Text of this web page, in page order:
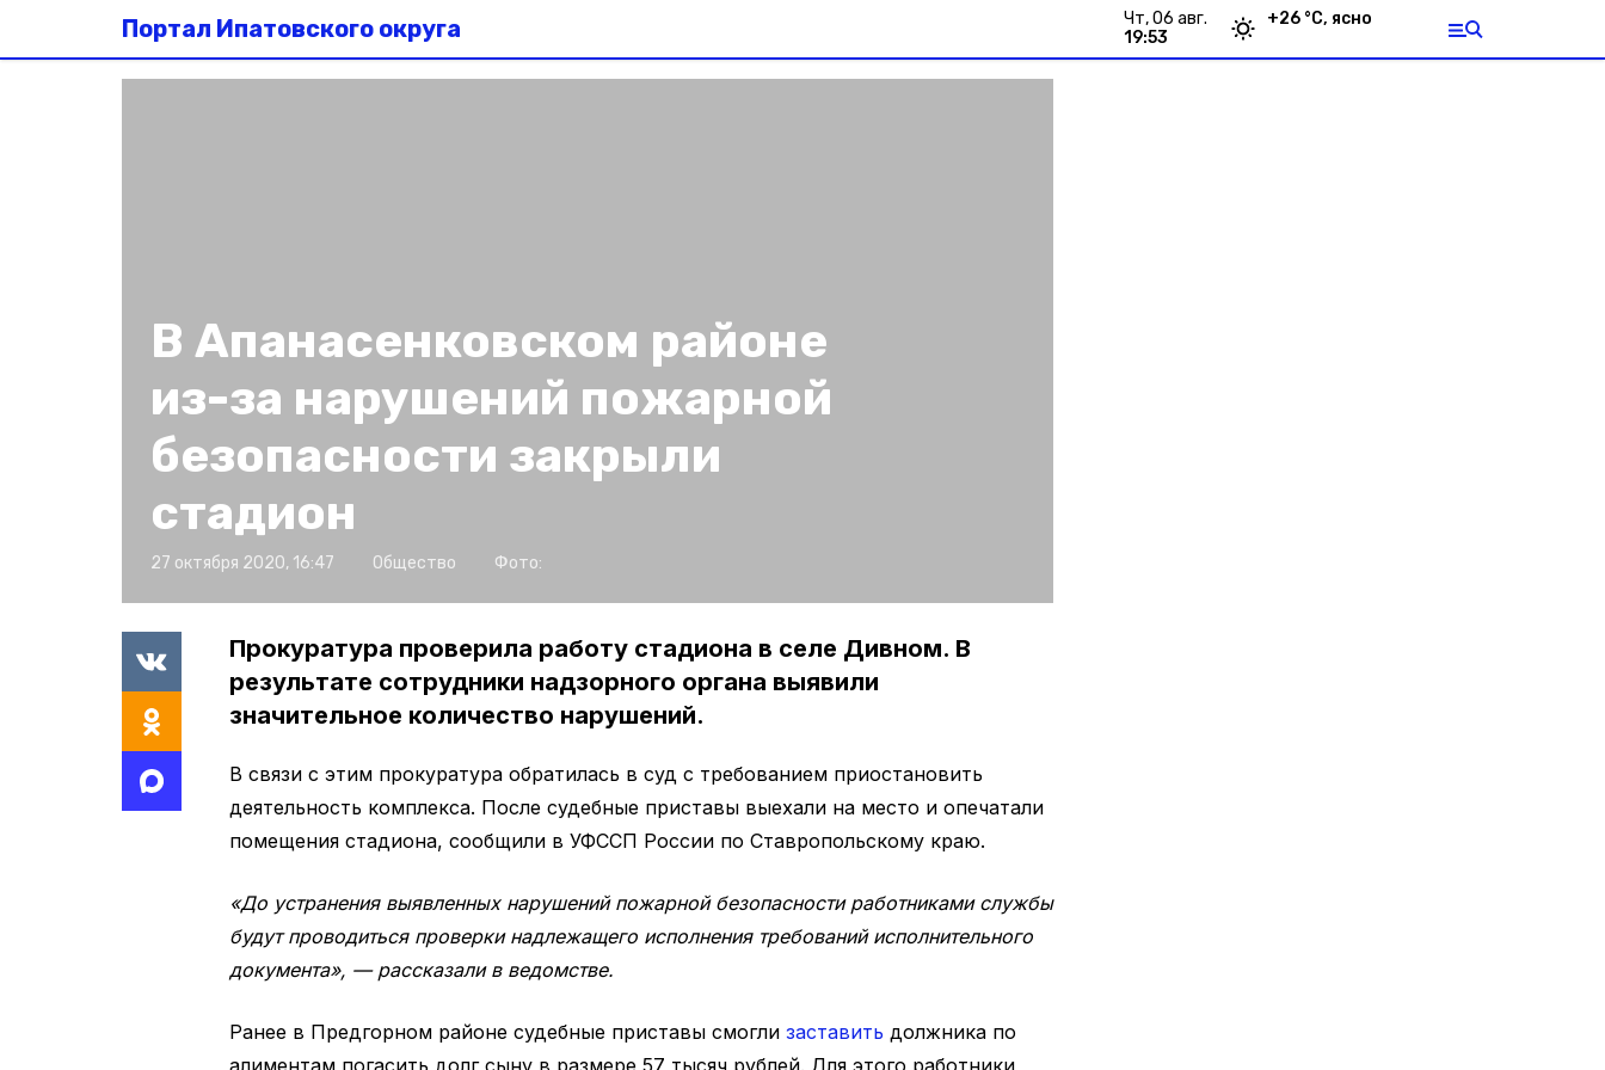
Портал Ипатовского округа
чт, 06 авг.
19:53
+26 °С, ясно
В Апанасенковском районе
из-за нарушений пожарной
безопасности закрыли
стадион
27 октября 2020, 16:47 Общество Фото:
Прокуратура проверила работу стадиона в селе Дивном. В
результате сотрудники надзорного органа выявили
значительное количество нарушений.
В связи с этим прокуратура обратилась в суд с требованием приостановить
деятельность комплекса. После судебные приставы выехали на место и опечатали
помещения стадиона, сообщили в УФССП России по Ставропольскому краю.
«До устранения выявленных нарушений пожарной безопасности работниками службы
будут проводиться проверки надлежащего исполнения требований исполнительного
документа», — рассказали в ведомстве.
Ранее в Предгорном районе судебные приставы смогли заставить должника по
алиментам погасить долг сыну в размере 57 тысяч рублей. Для этого работники